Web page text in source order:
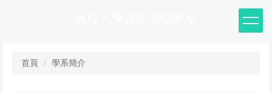
首頁 學系簡介